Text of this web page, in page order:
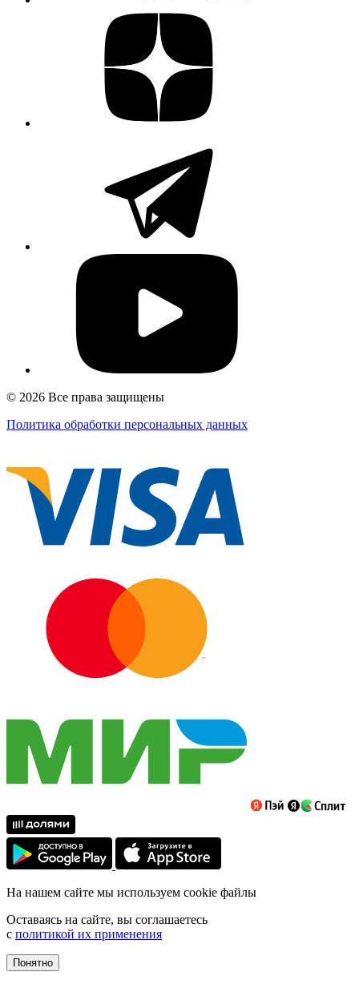
© 2026 Все права защищены
Политика обработки персональных данных
На нашем сайте мы используем cookie файлы
Оставаясь на сайте, вы соглашаетесь
с политикой их применения
Понятно